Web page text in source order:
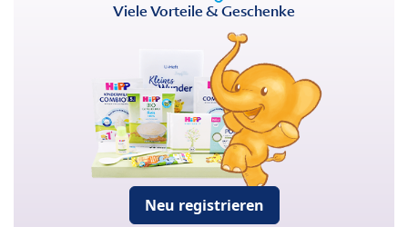
Viele Vorteile & Geschenke
Neu registrieren